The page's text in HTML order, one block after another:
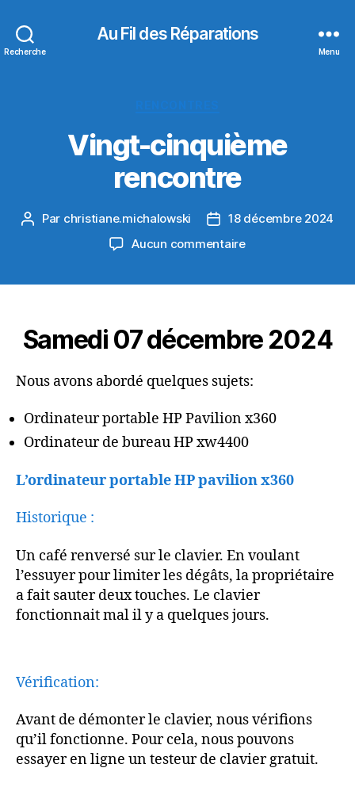
Recherche
Au Fil des Réparations
Menu
Vingt-cinquième
rencontre
Auteur
Par christiane.michalowski
Date18 décembre 2024
Aucun commentairesur
Samedi 07 décembre 2024
Nous avons abordé quelques sujets:
Ordinateur portable HP Pavilion x360
Ordinateur de bureau HP xw4400
L’ordinateur portable HP pavilion x360
Historique :
Un café renversé sur le clavier. En voulant
l’essuyer pour limiter les dégâts, la propriétaire
a fait sauter deux touches. Le clavier
fonctionnait mal il y a quelques jours.
Vérification:
Avant de démonter le clavier, nous vérifions
qu’il fonctionne. Pour cela, nous pouvons
essayer en ligne un testeur de clavier gratuit.